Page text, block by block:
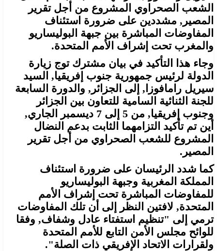
الشعب الصحراوي المشروع من أجل تقرير
المصير, مشددين على ضرورة استئناف
المفاوضات المباشرة بين جبهة البوليساريو
والمغرب تحت إشراف الأمم المتحدة.
وجاء هذا التأكيد في بيان مشترك توج زيارة
الدولة لرئيس جمهورية جنوب إفريقيا, السيد
سيريل رامافوزا, إلى الجزائر, والدورة السابعة
للجنة الثنائية السامية للتعاون بين الجزائر
وجنوب إفريقيا, من 5 إلى 7 ديسمبر الجاري,
أين تم تأكيد التزامهما الثابت بدعم النضال
المشروع للشعب الصحراوي من أجل تقرير
المصير.
كما شدد الرئيسان على ضرورة استئناف
المملكة المغربية وجبهة البوليساريو
للمفاوضات المباشرة تحت إشراف الأمم
المتحدة, لافتين النظر إلى أن تلك المفاوضات
ترمي إلى "تنظيم استفتاء عادل وشفاف, وفقا
للوائح مجلس الأمن التابع للأمم المتحدة
ولقرارات الاتحاد الإفريقي ذات الصلة".